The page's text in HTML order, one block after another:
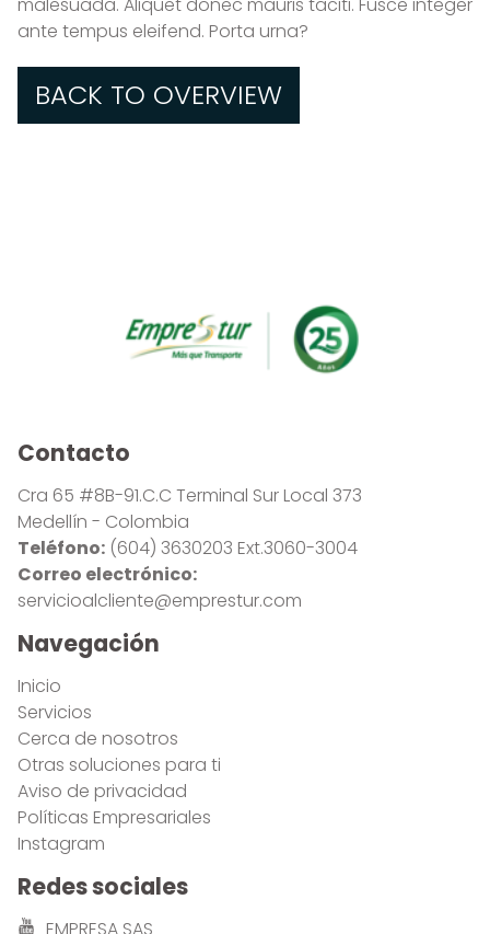
CONTACTO
ante tempus eleifend. Porta urna?
BACK TO OVERVIEW
Contacto
Cra 65 #8B-91.C.C Terminal Sur Local 373
Medellín - Colombia
Teléfono: (604) 3630203 Ext.3060-3004
Correo electrónico:
servicioalcliente@emprestur.com
Navegación
Inicio
Servicios
Cerca de nosotros
Otras soluciones para ti
Aviso de privacidad
Políticas Empresariales
Instagram
Redes sociales